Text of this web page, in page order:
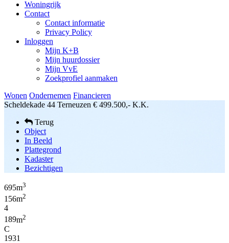
Woningrijk
Contact
Contact informatie
Privacy Policy
Inloggen
Mijn K+B
Mijn huurdossier
Mijn VvE
Zoekprofiel aanmaken
Wonen Ondernemen Financieren
Scheldekade 44 Terneuzen € 499.500,- K.K.
Terug
Object
In Beeld
Plattegrond
Kadaster
Bezichtigen
695m3
156m2
4
189m2
C
1931